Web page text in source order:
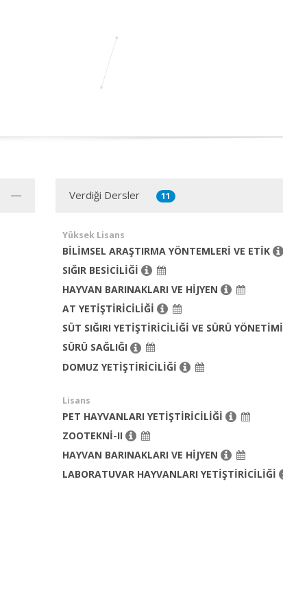
Verdiği Dersler 11
Yüksek Lisans
BİLİMSEL ARAŞTIRMA YÖNTEMLERİ VE ETİK
SIĞIR BESİCİLİĞİ
HAYVAN BARINAKLARI VE HİJYEN
AT YETİŞTİRİCİLİĞİ
SÜT SIĞIRI YETİŞTİRİCİLİĞİ VE SÜRÜ YÖNETİMİ
SÜRÜ SAĞLIĞI
DOMUZ YETİŞTİRİCİLİĞİ
Lisans
PET HAYVANLARI YETİŞTİRİCİLİĞİ
ZOOTEKNİ-II
HAYVAN BARINAKLARI VE HİJYEN
LABORATUVAR HAYVANLARI YETİŞTİRİCİLİĞİ